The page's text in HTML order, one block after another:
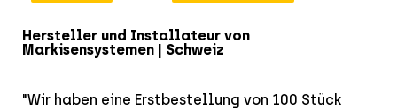
Hersteller und Installateur von
Markisensystemen | Schweiz
"Wir haben eine Erstbestellung von 100 Stück